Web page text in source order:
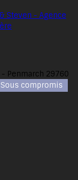
Sous compromis